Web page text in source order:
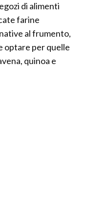
di alimenti
farine
al frumento,
optare per quelle
quinoa e